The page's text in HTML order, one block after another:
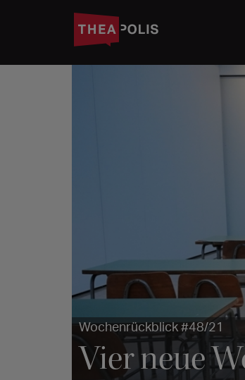
Wochenrückblick #48/21
Vier neue